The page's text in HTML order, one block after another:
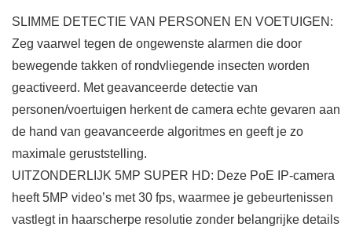
SLIMME DETECTIE VAN PERSONEN EN VOETUIGEN:
Zeg vaarwel tegen de ongewenste alarmen die door
bewegende takken of rondvliegende insecten worden
geactiveerd. Met geavanceerde detectie van
personen/voertuigen herkent de camera echte gevaren aan
de hand van geavanceerde algoritmes en geeft je zo
maximale geruststelling.
UITZONDERLIJK 5MP SUPER HD: Deze PoE IP-camera
heeft 5MP video’s met 30 fps, waarmee je gebeurtenissen
vastlegt in haarscherpe resolutie zonder belangrijke details